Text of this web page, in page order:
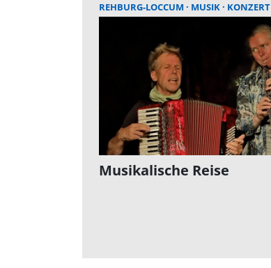
REHBURG-LOCCUM MUSIK KONZERT
Musikalische Reise